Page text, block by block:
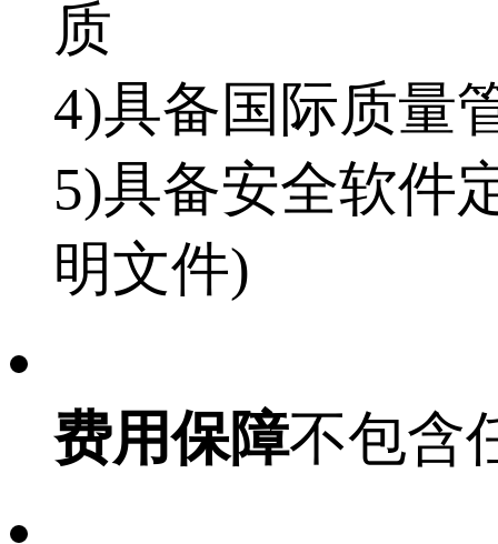
质
4)具备国际质量
5)具备安全软件
明文件)
费用保障不包含